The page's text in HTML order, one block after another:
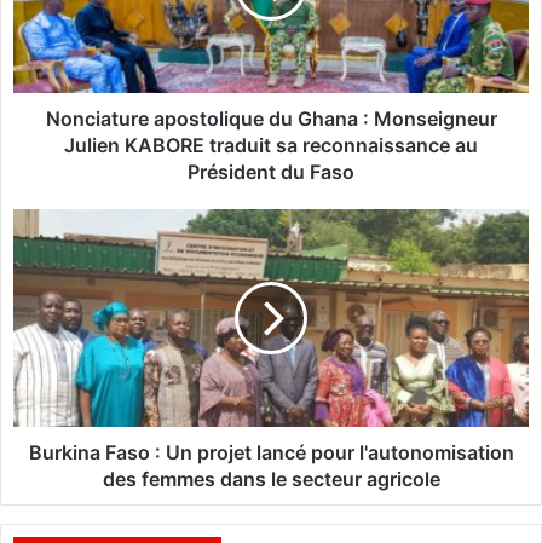
t
u
r
t
o
l
i
q
u
e
d
a
Nonciature apostolique du Ghana : Monseigneur
Julien KABORE traduit sa reconnaissance au
Président du Faso
r
k
i
n
a
F
a
:
U
Burkina Faso : Un projet lancé pour l'autonomisation
des femmes dans le secteur agricole